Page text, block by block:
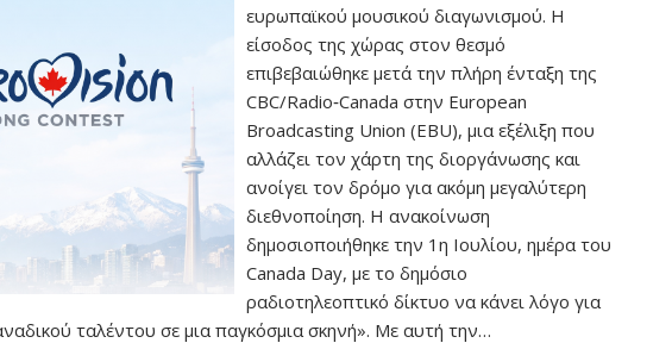
ευρωπαϊκού μουσικού διαγωνισμού. Η
είσοδος της χώρας στον θεσμό
επιβεβαιώθηκε μετά την πλήρη ένταξη της
CBC/Radio‑Canada στην European
Broadcasting Union (EBU), μια εξέλιξη που
αλλάζει τον χάρτη της διοργάνωσης και
ανοίγει τον δρόμο για ακόμη μεγαλύτερη
διεθνοποίηση. Η ανακοίνωση
δημοσιοποιήθηκε την 1η Ιουλίου, ημέρα του
Canada Day, με το δημόσιο
ραδιοτηλεοπτικό δίκτυο να κάνει λόγο για
ταλέντου σε μια παγκόσμια σκηνή». Με αυτή την…